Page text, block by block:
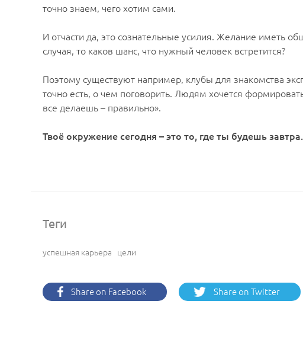
точно знаем, чего хотим сами.
И отчасти да, это сознательные усилия. Желание иметь
случая, то каков шанс, что нужный человек встретится?
Поэтому существуют например, клубы для знакомства
точно есть, о чем поговорить. Людям хочется
все делаешь – правильно».
Твоё окружение сегодня – это то, где ты будешь завтра.
Теги
успешная карьера цели
Share on Facebook Share on Twitter